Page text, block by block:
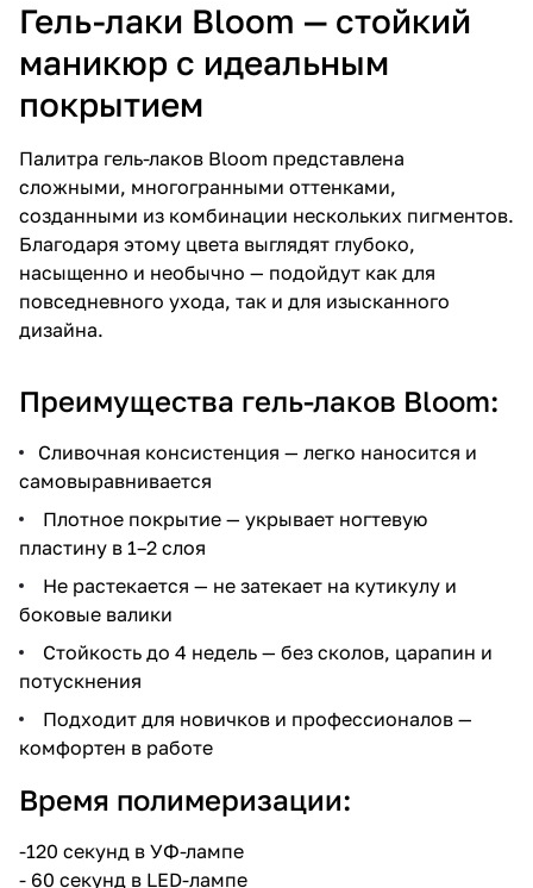
Гель-лаки Bloom — стойкий
маникюр с идеальным
покрытием
Палитра гель-лаков Bloom представлена
сложными, многогранными оттенками,
созданными из комбинации нескольких пигментов.
Благодаря этому цвета выглядят глубоко,
насыщенно и необычно — подойдут как для
повседневного ухода, так и для изысканного
дизайна.
Преимущества гель-лаков Bloom:
Сливочная консистенция — легко наносится и
самовыравнивается
Плотное покрытие — укрывает ногтевую
пластину в 1–2 слоя
Не растекается — не затекает на кутикулу и
боковые валики
Стойкость до 4 недель — без сколов, царапин и
потускнения
Подходит для новичков и профессионалов —
комфортен в работе
Время полимеризации:
-120 секунд в УФ-лампе
- 60 секунд в LED-лампе